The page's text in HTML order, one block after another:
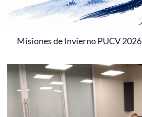
Misiones de Invierno PUCV 2026